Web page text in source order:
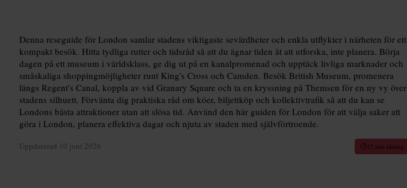
Denna reseguide för London samlar stadens viktigaste sevärdheter och enkla utflykter i närheten för ett
kompakt besök. Hitta tydliga rutter och tidsråd så att du ägnar tiden åt att utforska, inte planera. Börja
dagen på ett museum i världsklass, ge dig ut på en kanalpromenad och upptäck livliga marknader och
småskaliga shoppingmöjligheter runt King's Cross och Camden. Besök British Museum, promenera
längs Regent's Canal, koppla av vid Granary Square och ta en kryssning på Themsen för en ny vy över
stadens silhuett. Förvänta dig praktiska råd om köer, biljettköp och kollektivtrafik så att du kan se
Londons bästa attraktioner utan att slösa tid. Använd den här guiden för London för att välja saker att
göra i London, planera effektiva dagar och njuta av staden med självförtroende.
Uppdaterad 10 juni 2026 12 min läsning